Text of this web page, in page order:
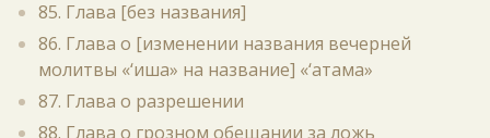
85. Глава [без названия]
86. Глава о [изменении названия вечерней
молитвы «‘иша» на название] «‘атама»
87. Глава о разрешении
88. Глава о грозном обещании за ложь